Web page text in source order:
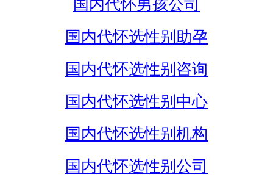
国内代怀男孩公司
国内代怀选性别助孕
国内代怀选性别咨询
国内代怀选性别中心
国内代怀选性别机构
国内代怀选性别公司